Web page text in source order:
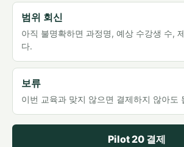
범위 회신
아직 불명확하면 과정명, 예상 수강생 수,
다.
보류
이번 교육과 맞지 않으면 결제하지 않아도
Pilot 20 결제